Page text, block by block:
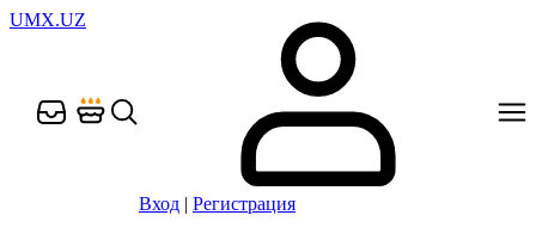
UMX.UZ
Вход | Регистрация